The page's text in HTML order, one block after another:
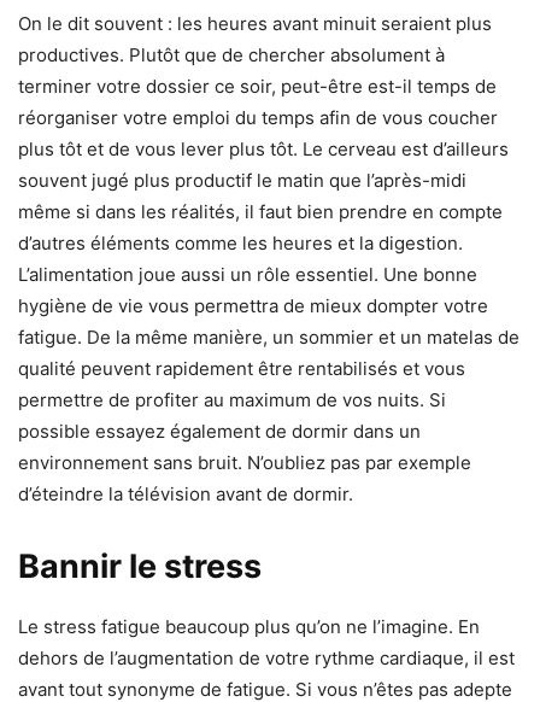
On le dit souvent : les heures avant minuit seraient plus
productives. Plutôt que de chercher absolument à
terminer votre dossier ce soir, peut-être est-il temps de
réorganiser votre emploi du temps afin de vous coucher
plus tôt et de vous lever plus tôt. Le cerveau est d’ailleurs
souvent jugé plus productif le matin que l’après-midi
même si dans les réalités, il faut bien prendre en compte
d’autres éléments comme les heures et la digestion.
L’alimentation joue aussi un rôle essentiel. Une bonne
hygiène de vie vous permettra de mieux dompter votre
fatigue. De la même manière, un sommier et un matelas de
qualité peuvent rapidement être rentabilisés et vous
permettre de profiter au maximum de vos nuits. Si
possible essayez également de dormir dans un
environnement sans bruit. N’oubliez pas par exemple
d’éteindre la télévision avant de dormir.
Bannir le stress
Le stress fatigue beaucoup plus qu’on ne l’imagine. En
dehors de l’augmentation de votre rythme cardiaque, il est
avant tout synonyme de fatigue. Si vous n’êtes pas adepte